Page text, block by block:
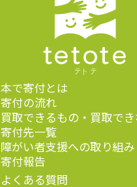
本で寄付とは
寄付の流れ
買取できるもの・買取で
寄付先一覧
障がい者支援への取り組み
寄付報告
よくある質問